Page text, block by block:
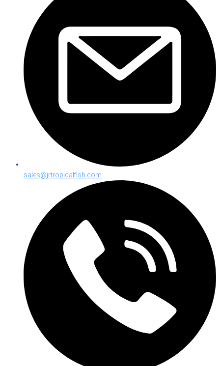
sales@jrtropicalfish.com